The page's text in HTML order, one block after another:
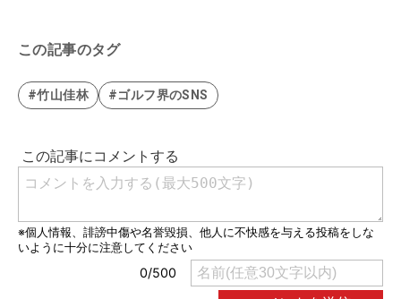
この記事のタグ
#竹山佳林 #ゴルフ界のSNS